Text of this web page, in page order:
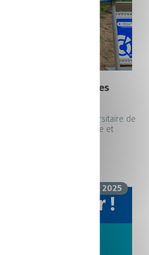
pour former tous les
m² au cœur du parc universitaire de
en formation initiale et
10 juillet 2025